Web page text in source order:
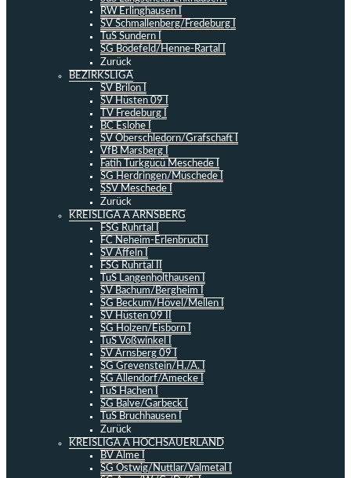
RW Erlinghausen I
SV Schmallenberg/Fredeburg I
TuS Sundern I
SG Bödefeld/Henne-Rartal I
Zurück
BEZIRKSLIGA
SV Brilon I
SV Hüsten 09 I
TV Fredeburg I
BC Eslohe I
SV Oberschledorn/Grafschaft I
VfB Marsberg I
Fatih Türkgücü Meschede I
SG Herdringen/Müschede I
SSV Meschede I
Zurück
KREISLIGA A ARNSBERG
FSG Ruhrtal I
FC Neheim-Erlenbruch I
SV Affeln I
FSG Ruhrtal II
TuS Langenholthausen I
SV Bachum/Bergheim I
SG Beckum/Hövel/Mellen I
SV Hüsten 09 II
SG Holzen/Eisborn I
TuS Voßwinkel I
SV Arnsberg 09 I
SG Grevenstein/H./A. I
SG Allendorf/Amecke I
TuS Hachen I
SG Balve/Garbeck I
TuS Bruchhausen I
Zurück
KREISLIGA A HOCHSAUERLAND
BV Alme I
SG Ostwig/Nuttlar/Valmetal I